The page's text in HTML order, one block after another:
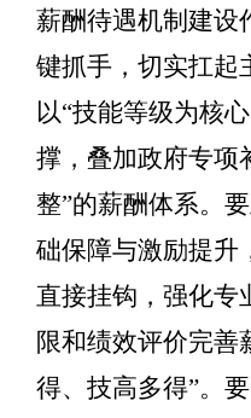
薪酬待遇机制建设
键抓手，切实扛起
以“技能等级为核
撑，叠加政府专项
整”的薪酬体系。
础保障与激励提升
直接挂钩，强化专
限和绩效评价完善
得、技高多得”。